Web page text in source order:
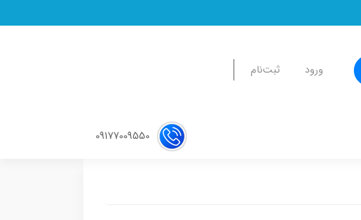
ورود ثبت‌نام